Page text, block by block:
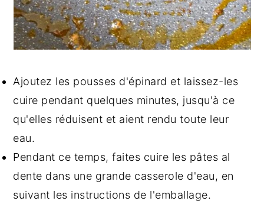
Ajoutez les pousses d'épinard et laissez-les
cuire pendant quelques minutes, jusqu'à ce
qu'elles réduisent et aient rendu toute leur
eau.
Pendant ce temps, faites cuire les pâtes al
dente dans une grande casserole d'eau, en
suivant les instructions de l'emballage.